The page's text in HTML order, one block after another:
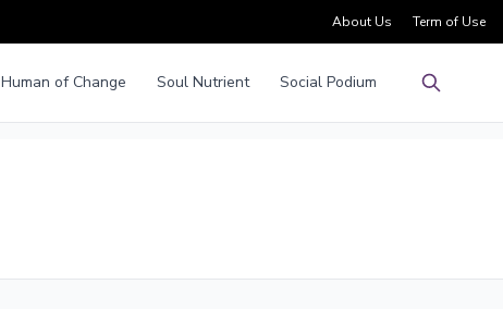
About Us Term of Use
Human of Change Soul Nutrient
Social Podium